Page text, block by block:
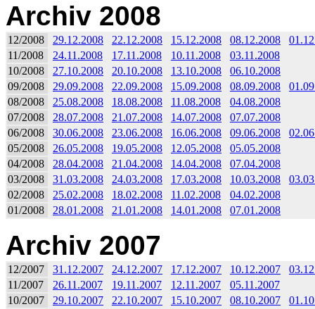
Archiv 2008
12/2008 29.12.2008 22.12.2008 15.12.2008 08.12.2008
11/2008
24.11.2008 17.11.2008 10.11.2008
03.11.2008
10/2008
27.10.2008 20.10.2008 13.10.2008
06.10.2008
09/2008
29.09.2008 22.09.2008 15.09.2008 08.09.2008
08/2008
25.08.2008 18.08.2008 11.08.2008
04.08.2008
07/2008
28.07.2008 21.07.2008 14.07.2008
07.07.2008
06/2008
30.06.2008 23.06.2008 16.06.2008 09.06.2008
05/2008
26.05.2008 19.05.2008 12.05.2008
05.05.2008
04/2008
28.04.2008 21.04.2008 14.04.2008
07.04.2008
03/2008
31.03.2008 24.03.2008 17.03.2008 10.03.2008
02/2008
25.02.2008 18.02.2008 11.02.2008
04.02.2008
01/2008
28.01.2008 21.01.2008 14.01.2008 07.01.2008
Archiv 2007
12/2007 31.12.2007 24.12.2007 17.12.2007 10.12.2007
11/2007
26.11.2007 19.11.2007 12.11.2007
05.11.2007
10/2007
29.10.2007 22.10.2007 15.10.2007 08.10.2007